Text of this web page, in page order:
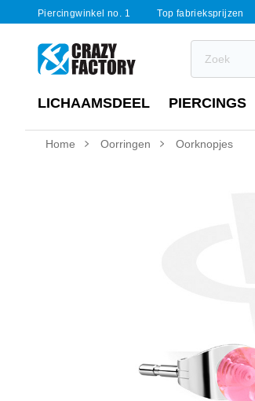
Piercingwinkel no. 1 Top fabrieksprijzen
LICHAAMSDEEL PIERCINGS
Home Oorringen Oorknopjes